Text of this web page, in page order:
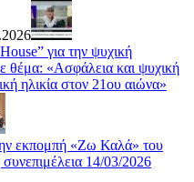
για την ψυχική
θέμα: «Ασφάλεια και ψυχική
ηλικία στον 21ου αιώνα»
εκπομπή «Ζω Καλά» του
14/03/2026